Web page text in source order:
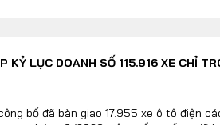
đã kích hoạt một cuộc đua đa cực khốc liệt.
KỶ LỤC DOANH SỐ 115.916 XE CHỈ
bố đã bàn giao 17.955 xe ô tô điện